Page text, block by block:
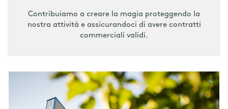
Contribuiamo a creare la magia proteggendo la
nostra attività e assicurandoci di avere contratti
commerciali validi.